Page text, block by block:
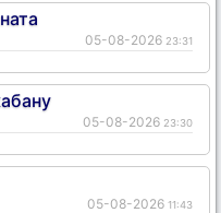
05-08-2026 23:31
05-08-2026 23:30
05-08-2026 11:43